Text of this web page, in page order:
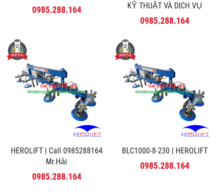
0985.288.164
KỸ THUẬT VÀ DỊCH VỤ
MINH PHÚ
0985.288.164
HEROLIFT | Call 0985288164
Mr.Hải
0985.288.164
BLC1000-8-230 | HEROLIFT
0985.288.164